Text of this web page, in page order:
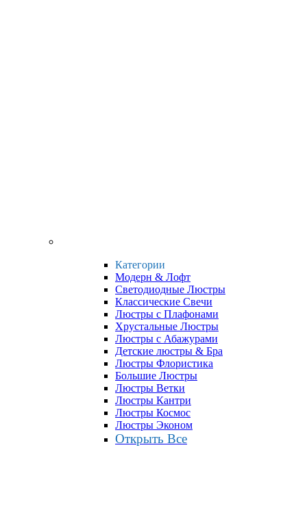
Категории
Модерн & Лофт
Светодиодные Люстры
Классические Свечи
Люстры с Плафонами
Хрустальные Люстры
Люстры с Абажурами
Детские люстры & Бра
Люстры Флористика
Большие Люстры
Люстры Ветки
Люстры Кантри
Люстры Космос
Люстры Эконом
Открыть Все